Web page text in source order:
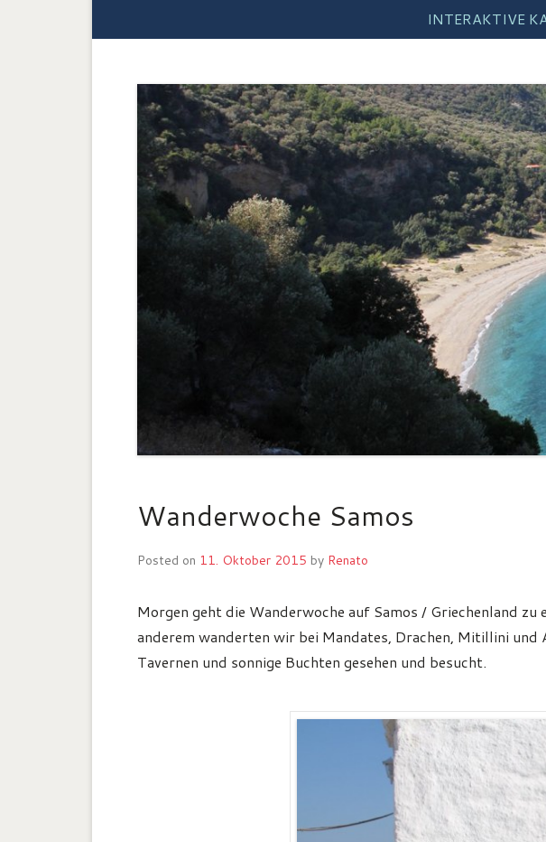
INTERAKTIVE
Wanderwoche Samos
Posted on 11. Oktober 2015 by Renato
Morgen geht die Wanderwoche auf Samos / Griechenland
anderem wanderten wir bei Mandates, Drachen, Mitillini
Tavernen und sonnige Buchten gesehen und besucht.